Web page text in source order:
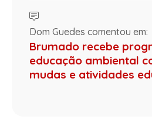
Dom Guedes comentou em:
Brumado recebe
educação ambiental
mudas e atividades